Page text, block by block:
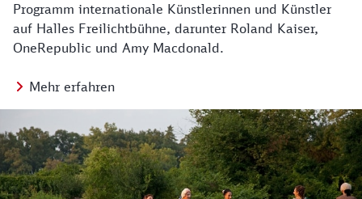
Programm internationale Künstlerinnen und Künstler
auf Halles Freilichtbühne, darunter Roland Kaiser,
OneRepublic und Amy Macdonald.
Mehr erfahren